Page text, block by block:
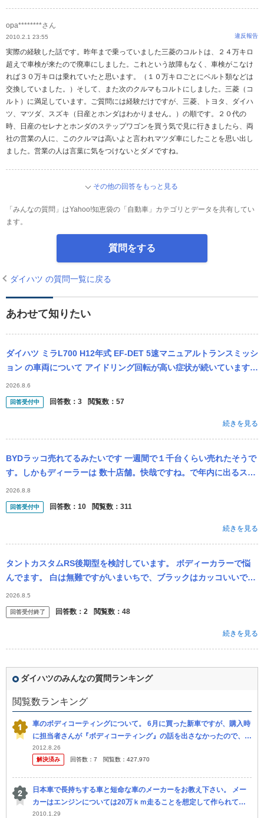
opa********さん
2010.2.1 23:55 違反報告
実際の経験した話です。昨年まで乗っていました三菱のコルトは、２４万キロ
超えで車検が来たので廃車にしました。これという故障もなく、車検がこなけ
れば３０万キロは乗れていたと思います。（１０万キロごとにベルト類などは
交換していました。）そして、また次のクルマもコルトにしました。三菱（コ
ルト）に満足しています。ご質問には経験だけですが、三菱、トヨタ、ダイハ
ツ、マツダ、スズキ（日産とホンダはわかりません。）の順です。２０代の
時、日産のセレナとホンダのステップワゴンを買う気で見に行きましたら、両
社の営業の人に、このクルマは高いよと言われマツダ車にしたことを思い出し
ました。営業の人は言葉に気をつけないとダメですね。
その他の回答をもっと見る
「みんなの質問」はYahoo!知恵袋の「自動車」カテゴリとデータを共有してい
ます。
質問をする
ダイハツ の質問一覧に戻る
あわせて知りたい
ダイハツ ミラL700 H12年式 EF-DET 5速マニュアルトランスミッシ
ョン の車両について アイドリング回転が高い症状が続いています。
今年の5月頃に中古で購入し納車後しばらく（1週間...
2026.8.6
回答受付中 回答数： 3 閲覧数： 57
続きを見る
BYDラッコ売れてるみたいです 一週間で１千台くらい売れたそうで
す。しかもディーラーは 数十店舗。快哉ですね。で年内に出るスズ
キのEVはこれより 少し安いそうな。それならそっちを待ちますよ
ね。...
2026.8.8
回答受付中 回答数： 10 閲覧数： 311
続きを見る
タントカスタムRS後期型を検討しています。 ボディーカラーで悩
んでます。 白は無難ですがいまいちで、ブラックはカッコいいです
が街中でよく見かけるし若い子のイメージが強い。クロムグレーが
渋くていい...
2026.8.5
回答受付終了 回答数： 2 閲覧数： 48
続きを見る
ダイハツのみんなの質問ランキング
閲覧数ランキング
車のボディコーティングについて。 6月に買った新車ですが、購入時
に担当者さんが『ボディコーティング』の話を出さなかったので、僕
自身もボディコーティングについては忘れていたのですが 、これっ
てや...
2012.8.26
解決済み
回答数： 7 閲覧数： 427,970
日本車で長持ちする車と短命な車のメーカーをお教え下さい。 メー
カーはエンジンについては20万ｋｍ走ることを想定して作られてい
ると聞きます。 実際に車を所有されて寿命の短い車・長い車がある
2010.1.29